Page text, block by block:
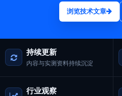
浏览技术文章
持续更新
内容与实测资料持续沉淀
行业观察